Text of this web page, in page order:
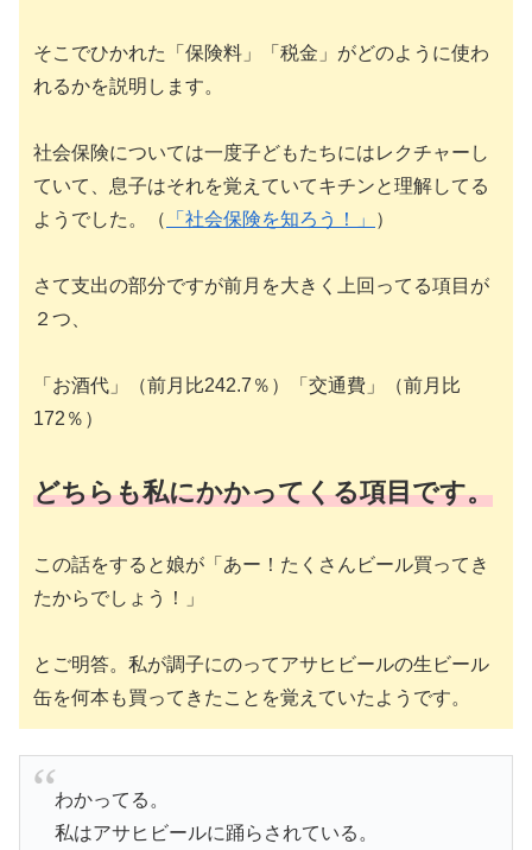
そこでひかれた「保険料」「税金」がどのように使わ
れるかを説明します。
社会保険については一度子どもたちにはレクチャーし
ていて、息子はそれを覚えていてキチンと理解してる
ようでした。（
「社会保険を知ろう！」 ）
さて支出の部分ですが前月を大きく上回ってる項目が
２つ、
「お酒代」（前月比242.7％）「交通費」（前月比
172％）
どちらも私にかかってくる項目です。
この話をすると娘が「あー！たくさんビール買ってき
たからでしょう！」
とご明答。私が調子にのってアサヒビールの生ビール
缶を何本も買ってきたことを覚えていたようです。
わかってる。
私はアサヒビールに踊らされている。